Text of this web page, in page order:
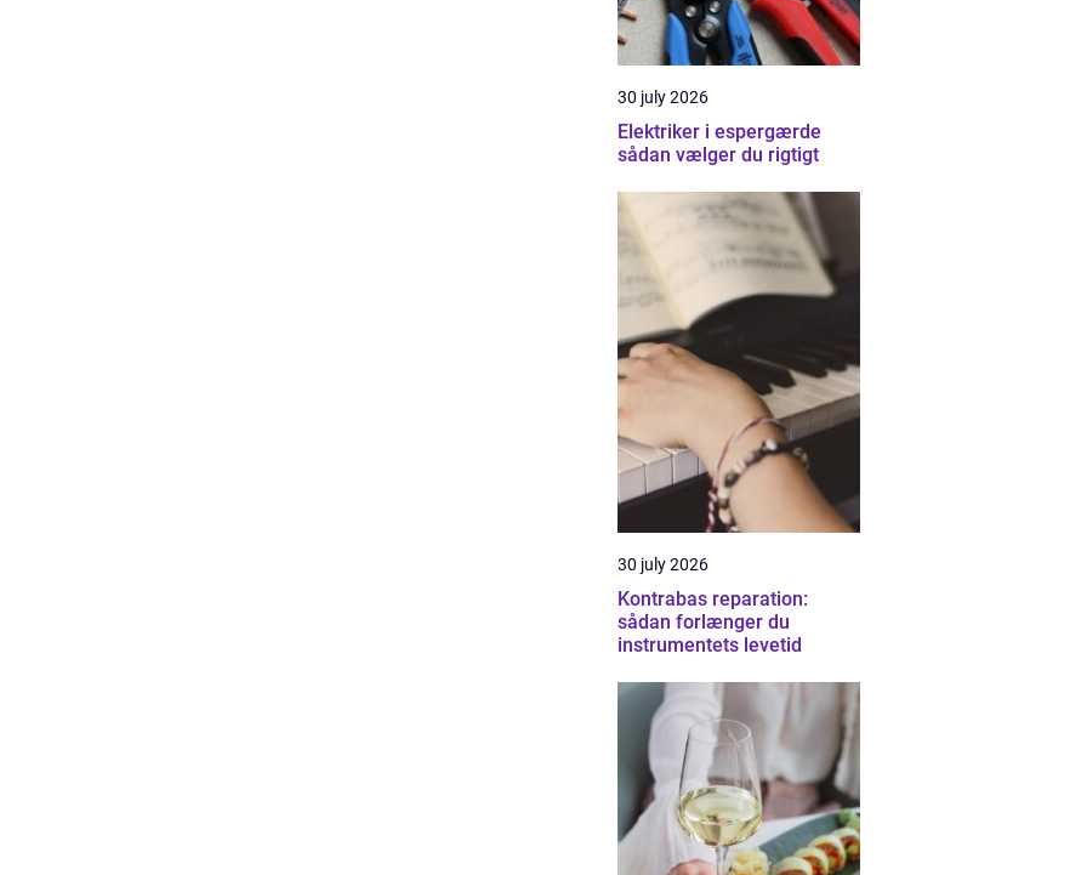
30 july 2026
Elektriker i espergærde
sådan vælger du rigtigt
30 july 2026
Kontrabas reparation:
sådan forlænger du
instrumentets levetid